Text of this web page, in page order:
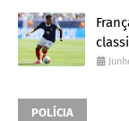
POLÍCIA